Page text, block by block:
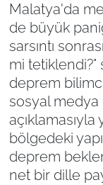
Malatya'da
de büyük
sarsıntı
mi tetiklendi?"
deprem
sosyal medya
bölgedeki
deprem
net bir dille